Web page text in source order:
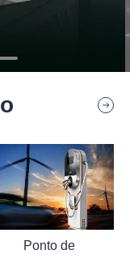
Ponto de